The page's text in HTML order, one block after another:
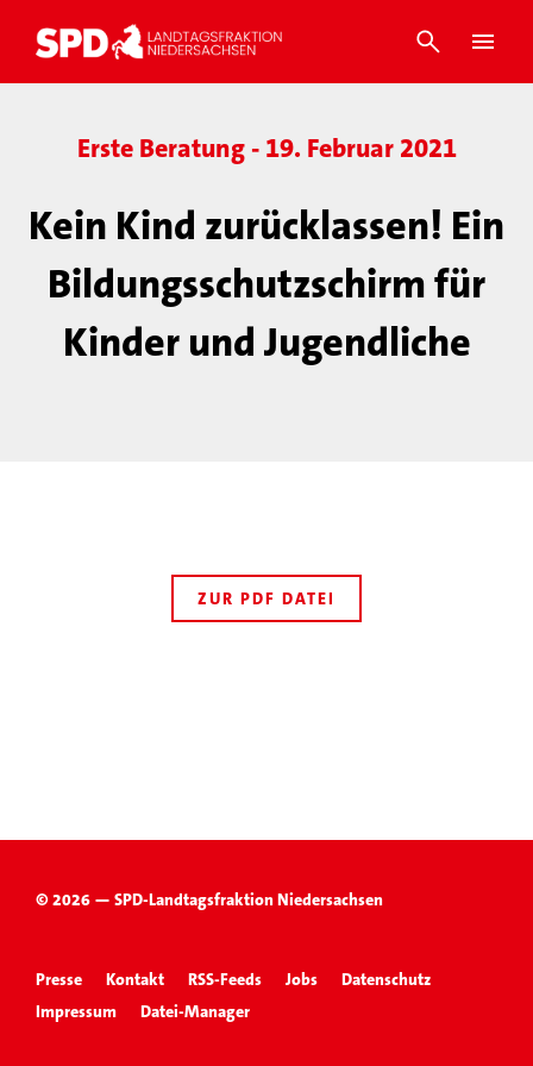
Erste Beratung - 19. Februar 2021
Kein Kind zurücklassen! Ein
Bildungsschutzschirm für
Kinder und Jugendliche
ZUR PDF DATEI
© 2026 — SPD-Landtagsfraktion Niedersachsen
Presse Kontakt RSS-Feeds Jobs
Datenschutz
Impressum
Datei-Manager